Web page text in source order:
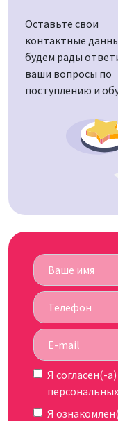
Оставьте свои
контактные
будем рады
ваши вопросы по
поступлению и
Я согласен(-
Я